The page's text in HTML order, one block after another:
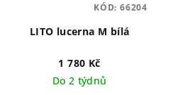
LITO lucerna M bílá
1 780 Kč
Do 2 týdnů
KÓD: 66204